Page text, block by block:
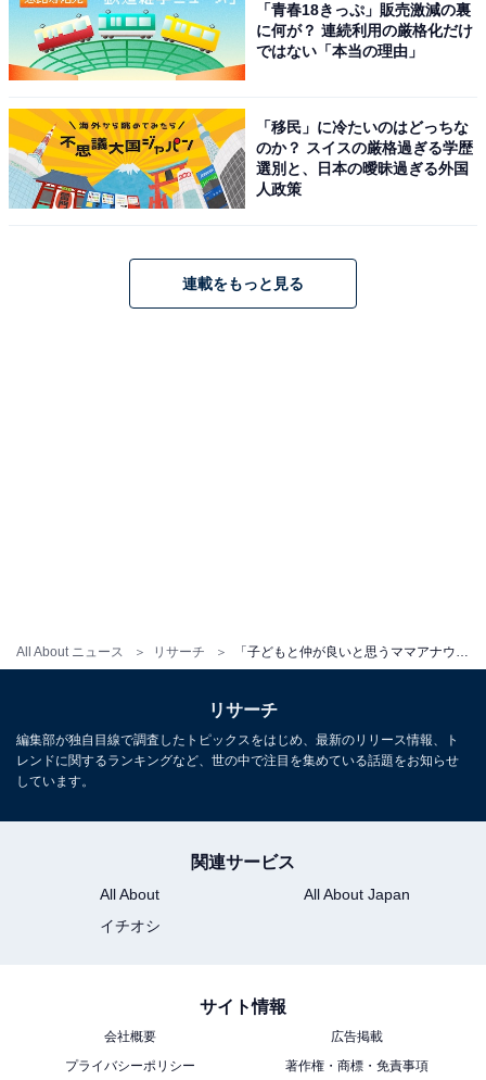
All About ニュース リサーチ
こちらもおすすめ
「高島彩」、1位は人気子育て系YouTuberでも
ある……？
「青春18きっぷ」販売激減の裏
に何が？ 連続利用の厳格化だけ
ではない「本当の理由」
「移民」に冷たいのはどっちな
のか？ スイスの厳格過ぎる学歴
選別と、日本の曖昧過ぎる外国
人政策
連載をもっと見る
リサーチ
編集部が独自目線で調査したトピックスをはじめ、最新のリリース情報、ト
レンドに関するランキングなど、世の中で注目を集めている話題をお知らせ
しています。
関連サービス
All About
All About Japan
イチオシ
サイト情報
会社概要
広告掲載
プライバシーポリシー
著作権・商標・免責事項